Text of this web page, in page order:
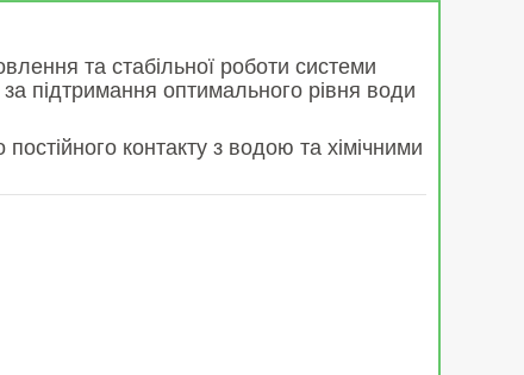
та стабільної роботи системи
підтримання оптимального рівня води
контакту з водою та хімічними